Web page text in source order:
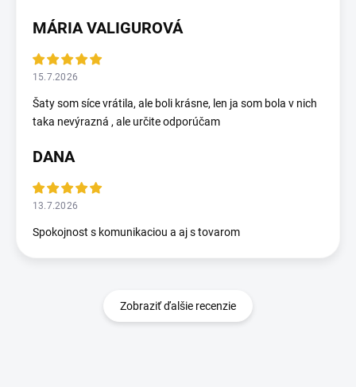
MÁRIA VALIGUROVÁ
15.7.2026
Šaty som síce vrátila, ale boli krásne, len ja som bola v nich
taka nevýrazná , ale určite odporúčam
DANA
13.7.2026
Spokojnost s komunikaciou a aj s tovarom
Zobraziť ďalšie recenzie